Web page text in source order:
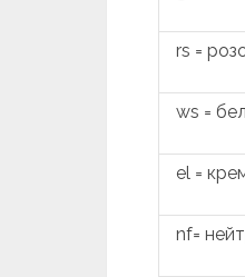
rs =
ws =
el =
nf=